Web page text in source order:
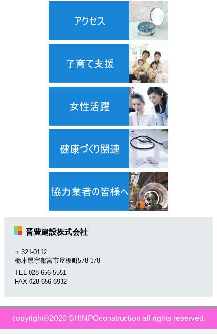
晋豊建設株式会社
〒321-0112
栃木県宇都宮市屋板町578-378
TEL 028-656-5551
FAX 028-656-6932
copyright©2020 SHINPOconstruction all rights reserved.